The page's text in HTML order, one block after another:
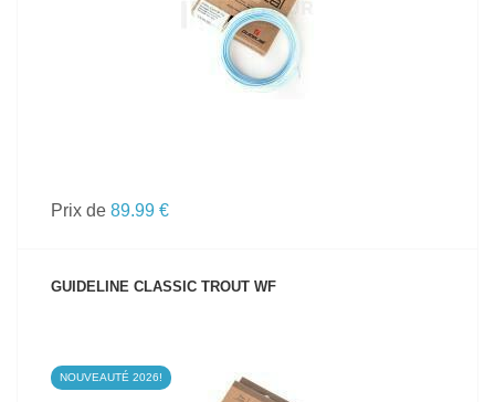
Prix de 89.99 €
GUIDELINE CLASSIC TROUT WF
NOUVEAUTÉ 2026!